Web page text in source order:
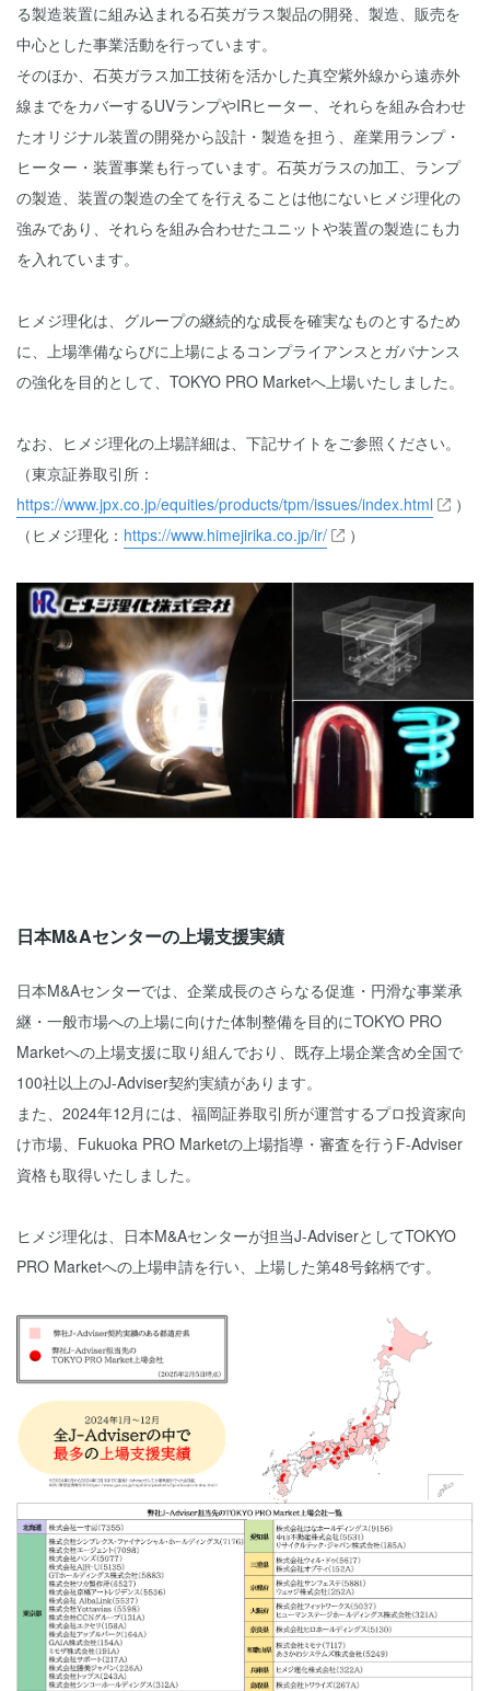
る製造装置に組み込まれる石英ガラス製品の開発、製造、販売を
中心とした事業活動を行っています。
そのほか、石英ガラス加工技術を活かした真空紫外線から遠赤外
線までをカバーするUVランプやIRヒーター、それらを組み合わせ
たオリジナル装置の開発から設計・製造を担う、産業用ランプ・
ヒーター・装置事業も行っています。石英ガラスの加工、ランプ
の製造、装置の製造の全てを行えることは他にないヒメジ理化の
強みであり、それらを組み合わせたユニットや装置の製造にも力
を入れています。
ヒメジ理化は、グループの継続的な成長を確実なものとするため
に、上場準備ならびに上場によるコンプライアンスとガバナンス
の強化を目的として、TOKYO PRO Marketへ上場いたしました。
なお、ヒメジ理化の上場詳細は、下記サイトをご参照ください。
（東京証券取引所：
https://www.jpx.co.jp/equities/products/tpm/issues/index.html
）
（ヒメジ理化： https://www.himejirika.co.jp/ir/ ）
日本M&Aセンターの上場支援実績
日本M&Aセンターでは、企業成長のさらなる促進・円滑な事業承
継・一般市場への上場に向けた体制整備を目的にTOKYO PRO
Marketへの上場支援に取り組んでおり、既存上場企業含め全国で
100社以上のJ-Adviser契約実績があります。
また、2024年12月には、福岡証券取引所が運営するプロ投資家向
け市場、Fukuoka PRO Marketの上場指導・審査を行うF-Adviser
資格も取得いたしました。
ヒメジ理化は、日本M&Aセンターが担当J-AdviserとしてTOKYO
PRO Marketへの上場申請を行い、上場した第48号銘柄です。